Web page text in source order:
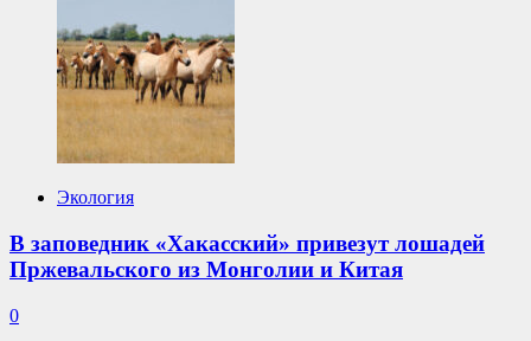
Экология
В заповедник «Хакасский» привезут лошадей
Пржевальского из Монголии и Китая
0